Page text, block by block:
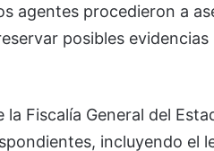
agentes procedieron a
posibles
Fiscalía General del
incluyendo el